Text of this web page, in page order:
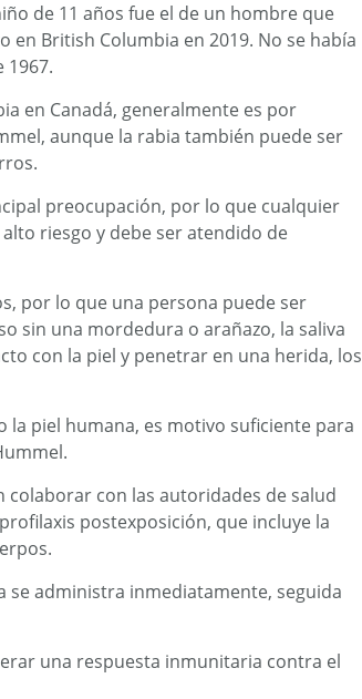
de 11 años fue el de un hombre que
British Columbia en 2019. No se había
1967.
en Canadá, generalmente es por
aunque la rabia también puede ser
preocupación, por lo que cualquier
riesgo y debe ser atendido de
por lo que una persona puede ser
sin una mordedura o arañazo, la saliva
con la piel y penetrar en una herida, los
la piel humana, es motivo suficiente para
con las autoridades de salud
postexposición, que incluye la
se administra inmediatamente, seguida
una respuesta inmunitaria contra el